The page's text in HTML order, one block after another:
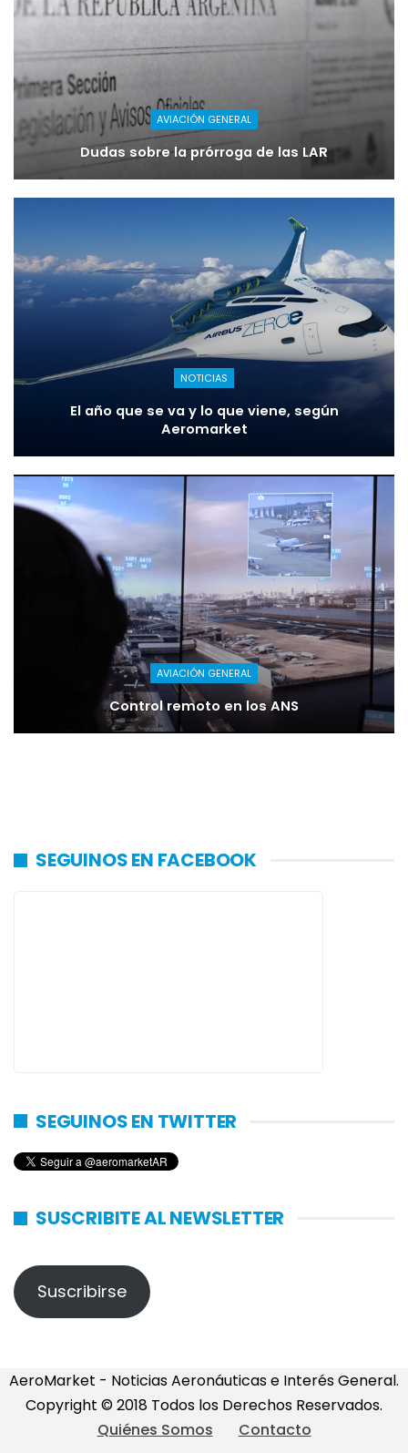
AVIACIÓN GENERAL
Dudas sobre la prórroga de las LAR
NOTICIAS
El año que se va y lo que viene, según
Aeromarket
AVIACIÓN GENERAL
Control remoto en los ANS
SEGUINOS EN FACEBOOK
SEGUINOS EN TWITTER
SUSCRIBITE AL NEWSLETTER
Suscribirse
AeroMarket - Noticias Aeronáuticas e Interés General.
Copyright © 2018 Todos los Derechos Reservados.
Quiénes Somos
Contacto